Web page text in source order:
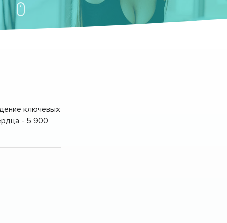
ключевых
- 5 900